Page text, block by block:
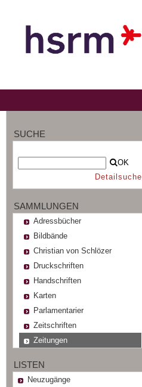
SUCHE
OK
Detailsuche
SAMMLUNGEN
Adressbücher
Bildbände
Christian von Schlözer
Druckschriften
Handschriften
Karten
Parlamentarier
Zeitschriften
Zeitungen
LISTEN
Neuzugänge